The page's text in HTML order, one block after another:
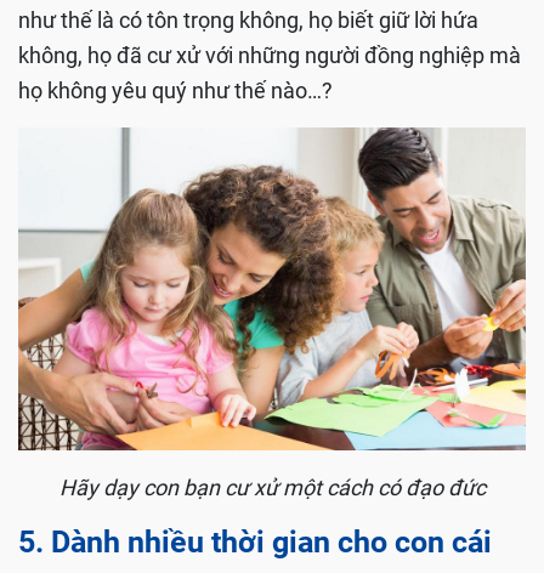
như thế là có tôn trọng không, họ biết giữ lời hứa
không, họ đã cư xử với những người đồng nghiệp mà
họ không yêu quý như thế nào…?
Hãy dạy con bạn cư xử một cách có đạo đức
5. Dành nhiều thời gian cho con cái